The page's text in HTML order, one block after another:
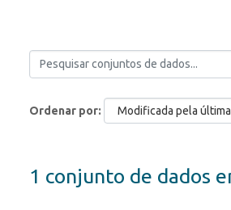
Ordenar por
1 conjunto de dados